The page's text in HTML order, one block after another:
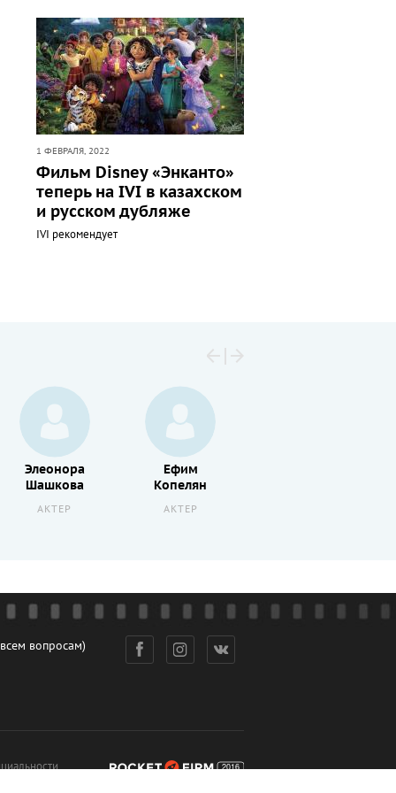
1 ФЕВРАЛЯ, 2022
Фильм Disney «Энканто»
теперь на IVI в казахском
и русском дубляже
IVI рекомендует
Элеонора
Шашкова
АКТЕР
Ефим
Копелян
АКТЕР
вопросам)